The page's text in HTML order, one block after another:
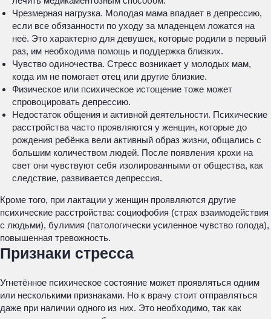
Чрезмерная нагрузка. Молодая мама впадает в депрессию,
если все обязанности по уходу за младенцем ложатся на
неё. Это характерно для девушек, которые родили в первый
раз, им необходима помощь и поддержка близких.
Чувство одиночества. Стресс возникает у молодых мам,
когда им не помогает отец или другие близкие.
Физическое или психическое истощение тоже может
спровоцировать депрессию.
Недостаток общения и активной деятельности. Психические
расстройства часто проявляются у женщин, которые до
рождения ребёнка вели активный образ жизни, общались с
большим количеством людей. После появления крохи на
свет они чувствуют себя изолированными от общества, как
следствие, развивается депрессия.
Кроме того, при лактации у женщин проявляются другие
психические расстройства: социофобия (страх взаимодействия
с людьми), булимия (патологически усиленное чувство голода),
повышенная тревожность.
Признаки стресса
Угнетённое психическое состояние может проявляться одним
или несколькими признаками. Но к врачу стоит отправляться
даже при наличии одного из них. Это необходимо, так как